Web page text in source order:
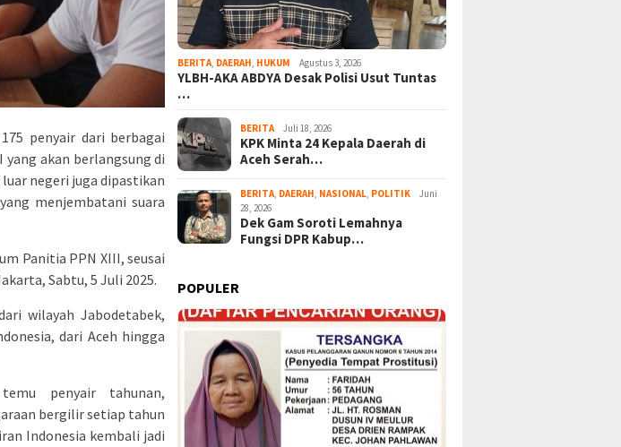
penyair dari berbagai
akan berlangsung di
negeri juga dipastikan
menjembatani suara
Panitia PPN XIII, seusai
Sabtu, 5 Juli 2025.
wilayah Jabodetabek,
dari Aceh hingga
penyair tahunan,
bergilir setiap tahun
Indonesia kembali jadi
BERITA DAERAH HUKUM Agustus 3, 2026
YLBH-AKA ABDYA Desak Polisi Usut Tuntas
…
BERITA Juli 18, 2026
KPK Minta 24 Kepala Daerah di
Aceh Serah…
BERITA DAERAH NASIONAL POLITIK
Juni
28, 2026
Dek Gam Soroti Lemahnya
Fungsi DPR Kabup…
POPULER